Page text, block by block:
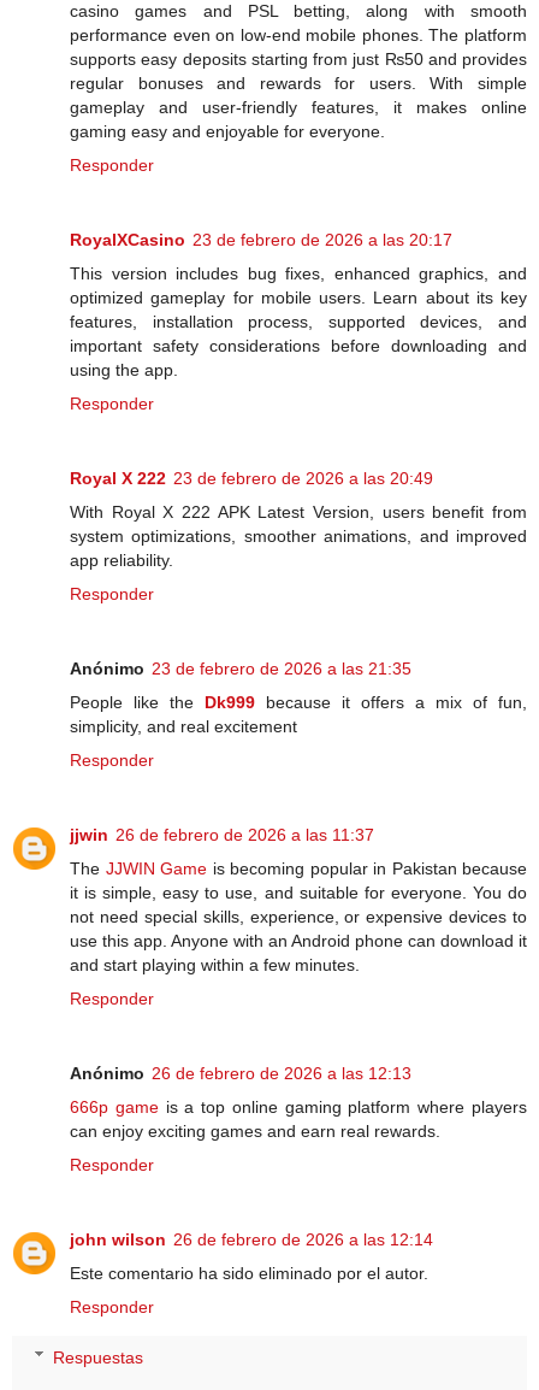
casino games and PSL betting, along with smooth
performance even on low-end mobile phones. The platform
supports easy deposits starting from just ₨50 and provides
regular bonuses and rewards for users. With simple
gameplay and user-friendly features, it makes online
gaming easy and enjoyable for everyone.
Responder
RoyalXCasino 23 de febrero de 2026 a las 20:17
This version includes bug fixes, enhanced graphics, and
optimized gameplay for mobile users. Learn about its key
features, installation process, supported devices, and
important safety considerations before downloading and
using the app.
Responder
Royal X 222 23 de febrero de 2026 a las 20:49
With Royal X 222 APK Latest Version, users benefit from
system optimizations, smoother animations, and improved
app reliability.
Responder
Anónimo 23 de febrero de 2026 a las 21:35
People like the Dk999 because it offers a mix of fun,
simplicity, and real excitement
Responder
jjwin 26 de febrero de 2026 a las 11:37
The JJWIN Game is becoming popular in Pakistan because
it is simple, easy to use, and suitable for everyone. You do
not need special skills, experience, or expensive devices to
use this app. Anyone with an Android phone can download it
and start playing within a few minutes.
Responder
Anónimo 26 de febrero de 2026 a las 12:13
666p gameis a top online gaming platform where players
can enjoy exciting games and earn real rewards.
Responder
john wilson 26 de febrero de 2026 a las 12:14
Este comentario ha sido eliminado por el autor.
Responder
Respuestas